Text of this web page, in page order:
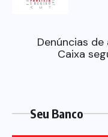
Denúncias de
Caixa
Seu Banco